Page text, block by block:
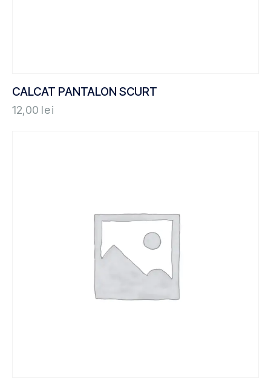
CALCAT PANTALON SCURT
12,00 lei